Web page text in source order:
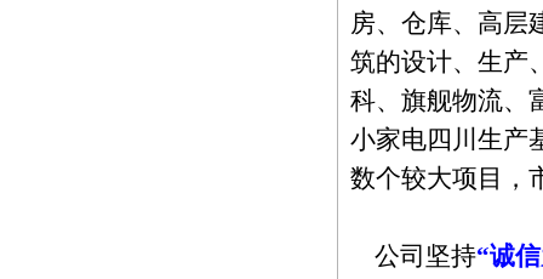
房、仓库、高层
筑的设计、生产
科、旗舰物流、
小家电四川生产
数个较大项目，
公司坚持“诚